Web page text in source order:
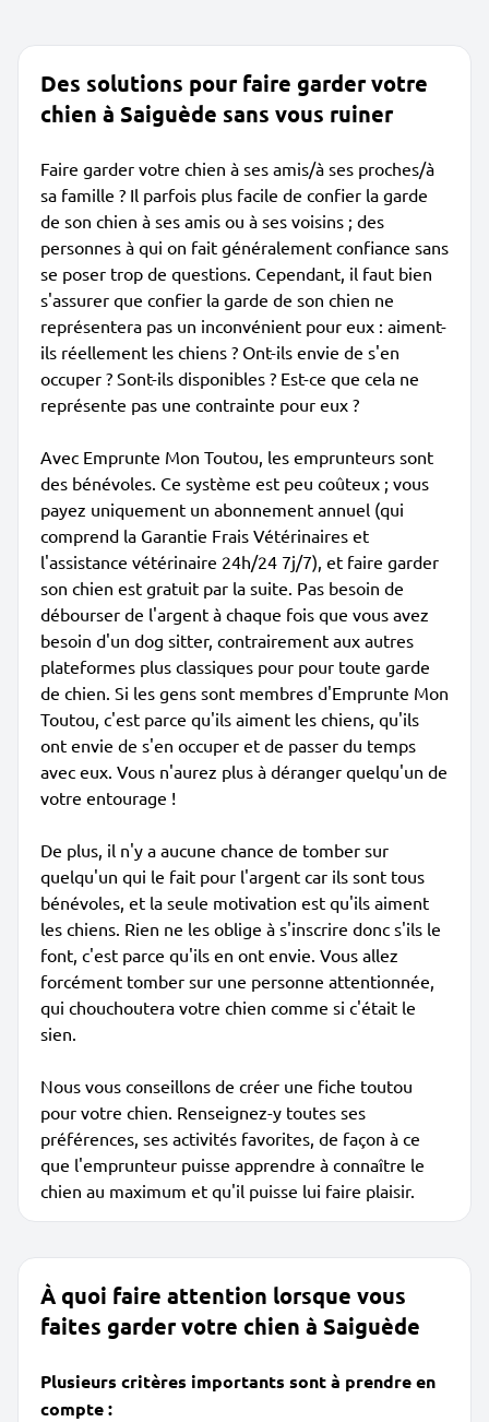
Des solutions pour faire garder votre
chien à Saiguède sans vous ruiner
Faire garder votre chien à ses amis/à ses proches/à
sa famille ? Il parfois plus facile de confier la garde
de son chien à ses amis ou à ses voisins ; des
personnes à qui on fait généralement confiance sans
se poser trop de questions. Cependant, il faut bien
s'assurer que confier la garde de son chien ne
représentera pas un inconvénient pour eux : aiment-
ils réellement les chiens ? Ont-ils envie de s'en
occuper ? Sont-ils disponibles ? Est-ce que cela ne
représente pas une contrainte pour eux ?
Avec Emprunte Mon Toutou, les emprunteurs sont
des bénévoles. Ce système est peu coûteux ; vous
payez uniquement un abonnement annuel (qui
comprend la Garantie Frais Vétérinaires et
l'assistance vétérinaire 24h/24 7j/7), et faire garder
son chien est gratuit par la suite. Pas besoin de
débourser de l'argent à chaque fois que vous avez
besoin d'un dog sitter, contrairement aux autres
plateformes plus classiques pour pour toute garde
de chien. Si les gens sont membres d'Emprunte Mon
Toutou, c'est parce qu'ils aiment les chiens, qu'ils
ont envie de s'en occuper et de passer du temps
avec eux. Vous n'aurez plus à déranger quelqu'un de
votre entourage !
De plus, il n'y a aucune chance de tomber sur
quelqu'un qui le fait pour l'argent car ils sont tous
bénévoles, et la seule motivation est qu'ils aiment
les chiens. Rien ne les oblige à s'inscrire donc s'ils le
font, c'est parce qu'ils en ont envie. Vous allez
forcément tomber sur une personne attentionnée,
qui chouchoutera votre chien comme si c'était le
sien.
Nous vous conseillons de créer une fiche toutou
pour votre chien. Renseignez-y toutes ses
préférences, ses activités favorites, de façon à ce
que l'emprunteur puisse apprendre à connaître le
chien au maximum et qu'il puisse lui faire plaisir.
À quoi faire attention lorsque vous
faites garder votre chien à Saiguède
Plusieurs critères importants sont à prendre en
compte :